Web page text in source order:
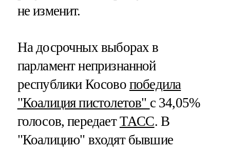
не изменит.
На досрочных выборах в
парламент непризнанной
республики Косово победила
"Коалиция пистолетов" с 34,05%
голосов, передаетТАСС. В
"Коалицию" входят бывшие